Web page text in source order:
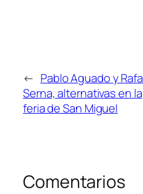
← Pablo Aguado y Rafa
Serna, alternativas en la
feria de San Miguel
Comentarios